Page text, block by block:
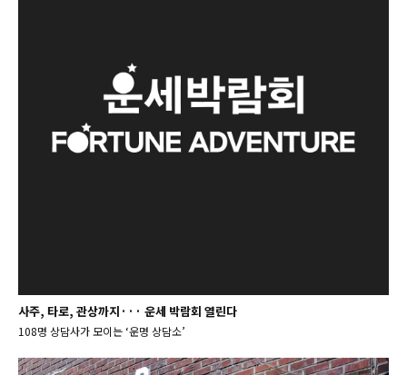
사주, 타로, 관상까지··· 운세 박람회 열린다
108명 상담사가 모이는 ‘운명 상담소’